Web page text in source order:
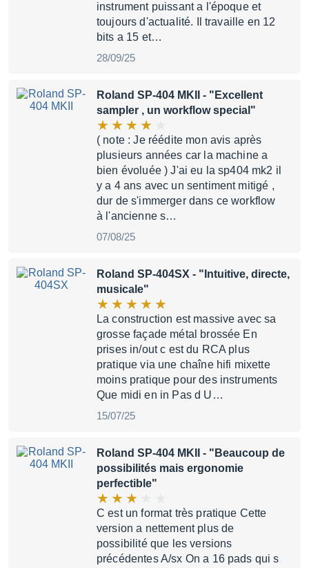
instrument puissant a l'époque et
toujours d'actualité. Il travaille en 12
bits a 15 et…
28/09/25
Roland SP-404 MKII
- "Excellent
sampler , un workflow special"
( note : Je réédite mon avis après
plusieurs années car la machine a
bien évoluée ) J'ai eu la sp404 mk2 il
y a 4 ans avec un sentiment mitigé ,
dur de s'immerger dans ce workflow
à l'ancienne s…
07/08/25
Roland SP-404SX - "Intuitive, directe,
musicale"
La construction est massive avec sa
grosse façade métal brossée En
prises in/out c est du RCA plus
pratique via une chaîne hifi mixette
moins pratique pour des instruments
Que midi en in Pas d U…
15/07/25
Roland SP-404 MKII
- "Beaucoup de
possibilités mais ergonomie
perfectible"
C est un format très pratique Cette
version a nettement plus de
possibilité que les versions
précédentes A/sx On a 16 pads qui s